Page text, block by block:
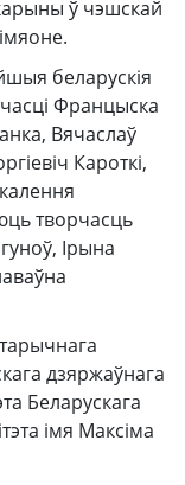
ў чэшскай
беларускія
Францыска
Вячаслаў
Кароткі,
творчасць
Ірына
дзяржаўнага
Беларускага
імя Максіма